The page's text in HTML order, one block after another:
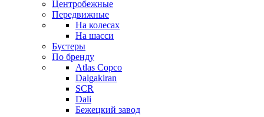
Центробежные
Передвижные
На колесах
На шасси
Бустеры
По бренду
Atlas Copco
Dalgakiran
SCR
Dali
Бежецкий завод